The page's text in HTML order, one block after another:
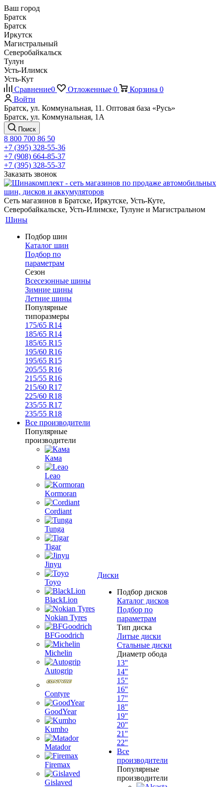
Ваш город
Братск
Братск
Иркутск
Магистральный
Северобайкальск
Тулун
Усть-Илимск
Усть-Кут
Сравнение0 Отложенные 0 Корзина 0
Войти
Братск, ул. Коммунальная, 11. Оптовая база «Русь»
Братск, ул. Коммунальная, 1А
Поиск
8 800 700 86 50
+7 (395) 328-55-36
+7 (908) 664-85-37
+7 (395) 328-55-37
Заказать звонок
Сеть магазинов в Братске, Иркутске, Усть-Куте,
Северобайкальске, Усть-Илимске, Тулуне и Магистральном
Шины
Подбор шин
Каталог шин
Подбор по
параметрам
Сезон
Всесезонные шины
Зимние шины
Летние шины
Популярные
типоразмеры
175/65 R14
185/65 R14
185/65 R15
195/60 R16
195/65 R15
205/55 R16
215/55 R16
215/60 R17
225/60 R18
235/55 R17
235/55 R18
Все производители
Популярные
производители
Кама
Leao
Kormoran
Cordiant
Tunga
Tigar
Jinyu
Toyo
BlackLion
Nokian Tyres
BFGoodrich
Michelin
Autogrip
Contyre
GoodYear
Kumho
Matador
Firemax
Gislaved
Диски
Подбор дисков
Каталог дисков
Подбор по
параметрам
Тип диска
Литые диски
Стальные диски
Диаметр обода
13"
14"
15"
16"
17"
18"
19"
20"
21"
22"
Все
производители
Популярные
производители